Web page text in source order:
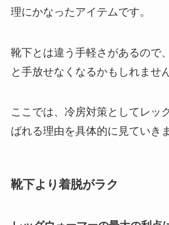
理にかなったアイテムです。
靴下とは違う手軽さがあるので
と手放せなくなるかもしれませ
ここでは、冷房対策としてレッ
ばれる理由を具体的に見ていき
靴下より着脱がラク